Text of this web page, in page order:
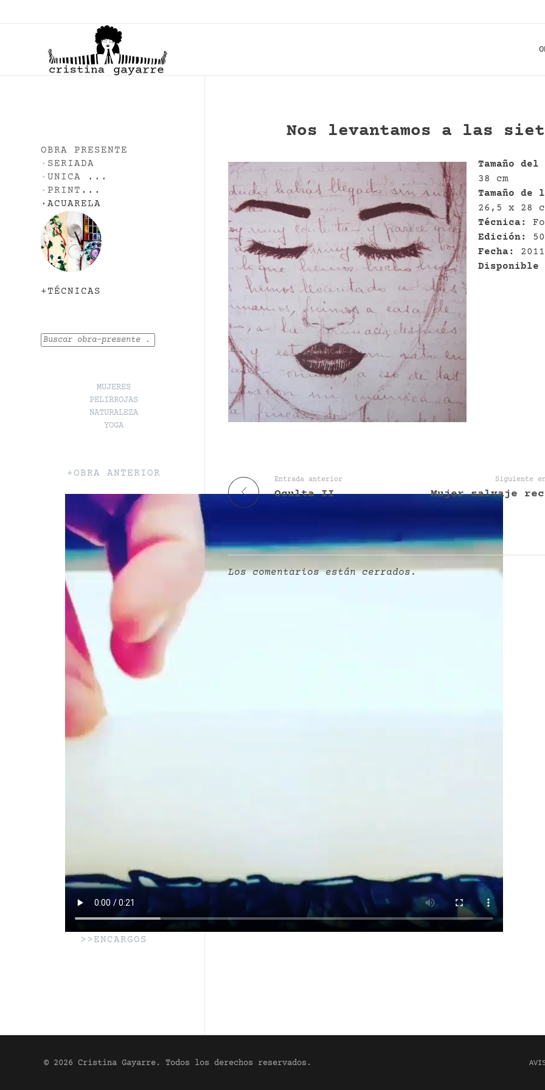
Nos levantamos a las
Tamaño
38 cm
Tamaño de
26,5 x 28
Técnica:
Edición:
50
Fecha:
2011
Disponible
Entrada anterior
Oculta II
Siguiente
Los comentarios están cerrados.
OBRA PRESENTE
· SERIADA
· UNICA ...
· PRINT ...
· ACUARELA
+TÉCNICAS
Buscar
MUJERES
PELIRROJAS
NATURALEZA
YOGA
+OBRA ANTERIOR
>>ENCARGOS
© 2026 Cristina Gayarre. Todos los derechos reservados.